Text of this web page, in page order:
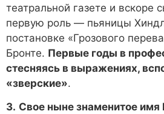
театральной газете и вскоре
первую роль — пьяницы
постановке «Грозового
Бронте. Первые годы в
стесняясь в выражениях,
«зверские».
3. Свое ныне знаменитое имя